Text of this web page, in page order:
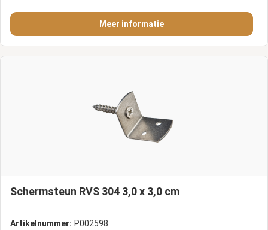
Meer informatie
Schermsteun RVS 304 3,0 x 3,0 cm
Artikelnummer: P002598